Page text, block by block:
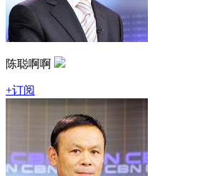
陈聪啊啊
+订阅